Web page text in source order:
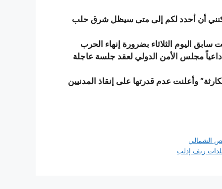
أن أحدد لكم إلى متى سيظل شرق حلب
اليوم الثلاثاء بضرورة إنهاء الحرب
مجلس الأمن الدولي لعقد جلسة عاجلة
وأعلنت عدم قدرتها على إنقاذ المدنيين
الشمالي
ريف إدلب